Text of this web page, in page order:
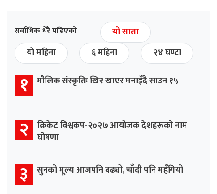
सर्वाधिक धेरै पढिएको
यो साता
यो महिना
६ महिना २४ घण्टा
१ मौलिक संस्कृतिः खिर खाएर मनाइँदै साउन १५
२ क्रिकेट विश्वकप-२०२७ आयोजक देशहरूको नाम
घोषणा
३ सुनको मूल्य आजपनि बढ्यो, चाँदी पनि महँगियो